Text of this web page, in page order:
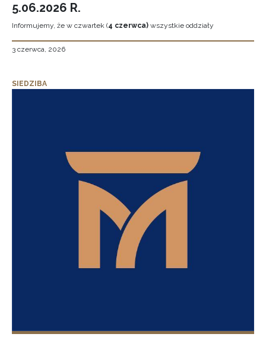
5.06.2026 R.
Informujemy, że w czwartek (4 czerwca) wszystkie oddziały
3 czerwca, 2026
SIEDZIBA